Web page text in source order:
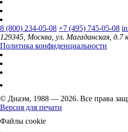
8 (800) 234-05-08 +7 (495) 745-05-08
129345, Москва, ул. Магаданская, д.7
Политика конфиденциальности
© Диаэм, 1988 — 2026. Все права
Версия для печати
Файлы cookie